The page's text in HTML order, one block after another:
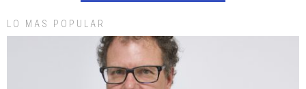
LO MAS POPULAR